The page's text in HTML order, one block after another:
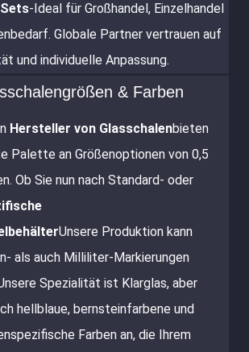
-Ideal für Großhandel, Einzelhandel
Globale Partner vertrauen auf
und individuelle Anpassung.
& Farben
Hersteller von Glasschalenbieten
Palette an Größenoptionen von 0,5
Ob Sie nun nach Standard- oder
Unsere Produktion kann
als auch Milliliter-Markierungen
Spezialität ist Klarglas, aber
hellblaue, bernsteinfarbene und
Farben an, die Ihrem